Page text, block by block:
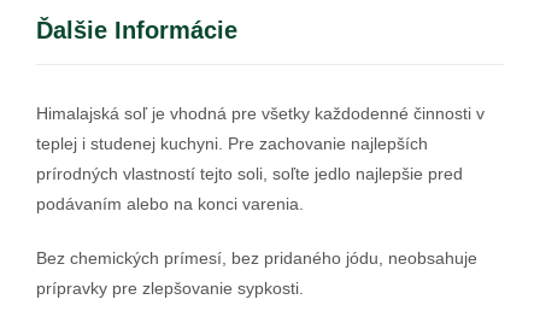
Ďalšie Informácie
Himalajská soľ je vhodná pre všetky každodenné činnosti v
teplej i studenej kuchyni. Pre zachovanie najlepších
prírodných vlastností tejto soli, soľte jedlo najlepšie pred
podávaním alebo na konci varenia.
Bez chemických prímesí, bez pridaného jódu, neobsahuje
prípravky pre zlepšovanie sypkosti.